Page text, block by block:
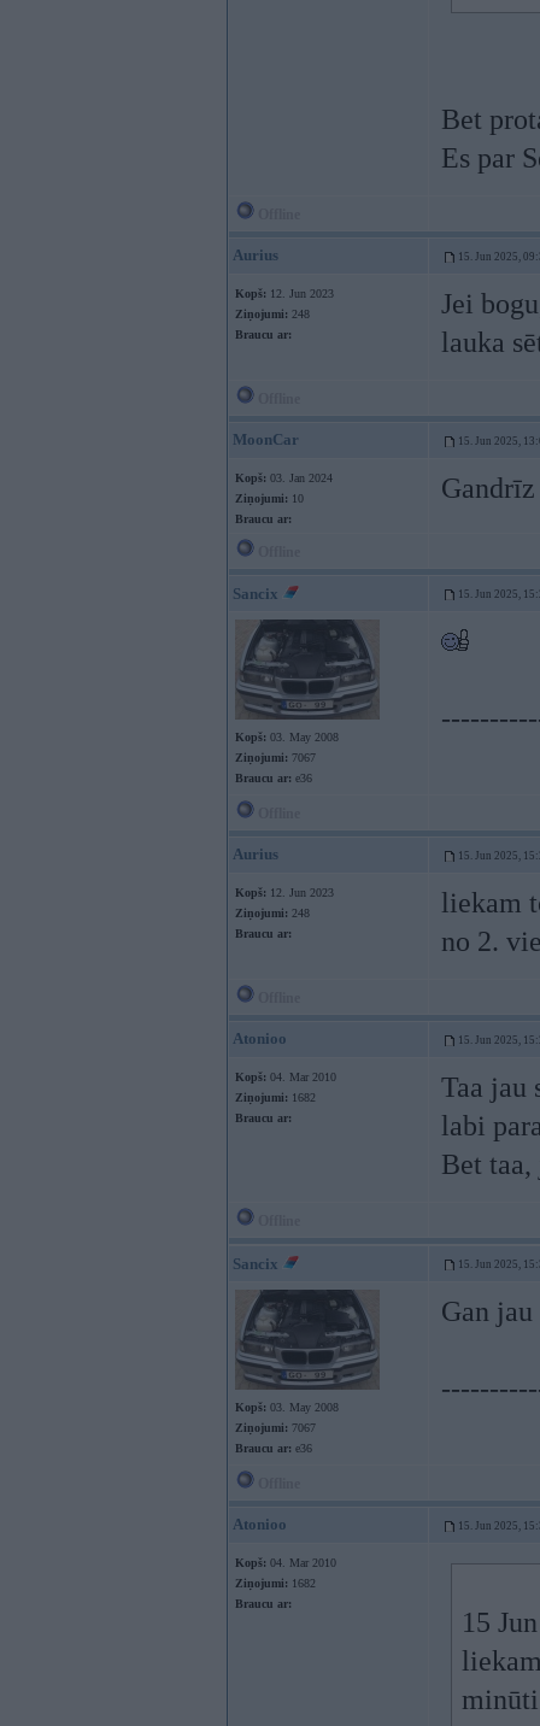
Bet
Es par
Aurius 15. Jun 2025,
Kopš: 12. Jun 2023
Ziņojumi: 248
Braucu ar:
Jei
lauka
MoonCar 15. Jun 2025,
Kopš: 03. Jan 2024
Ziņojumi: 10
Braucu ar:
Sancix 15. Jun 2025,
Kopš: 03. May 2008
Ziņojumi: 7067
Braucu ar: e36
Aurius 15. Jun 2025,
Kopš: 12. Jun 2023
Ziņojumi: 248
Braucu ar:
liekam
no 2.
Atonioo 15. Jun 2025,
Kopš: 04. Mar 2010
Ziņojumi: 1682
Braucu ar:
Taa jau
labi
Bet
Sancix 15. Jun 2025,
Kopš: 03. May 2008
Ziņojumi: 7067
Braucu ar: e36
Gan
Atonioo 15. Jun 2025,
Kopš: 04. Mar 2010
Ziņojumi: 1682
Braucu ar:
15